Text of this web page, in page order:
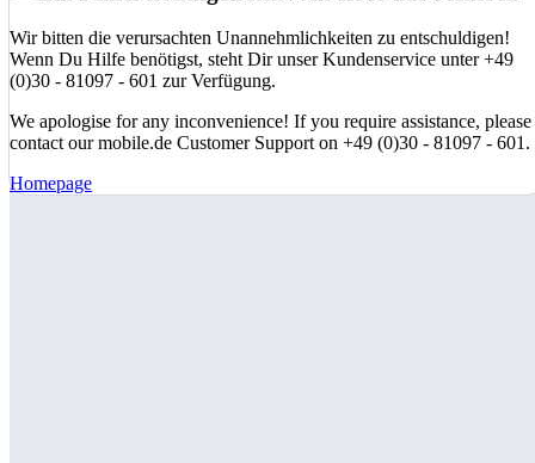
Wir bitten die verursachten Unannehmlichkeiten zu entschuldigen!
Wenn Du Hilfe benötigst, steht Dir unser Kundenservice unter +49
(0)30 - 81097 - 601 zur Verfügung.
We apologise for any inconvenience! If you require assistance, please
contact our mobile.de Customer Support on +49 (0)30 - 81097 - 601.
Homepage